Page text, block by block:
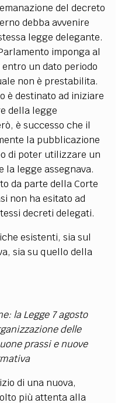
del decreto
debba avvenire
legge delegante.
imponga al
un dato periodo
non è prestabilita.
è destinato ad iniziare
della legge
è successo che il
la pubblicazione
di poter utilizzare un
la legge assegnava.
da parte della Corte
non ha esitato ad
decreti delegati.
esistenti, sia sul
sia su quello della
la Legge 7 agosto
delle
prassi e nuove
di una nuova,
più attenta alla